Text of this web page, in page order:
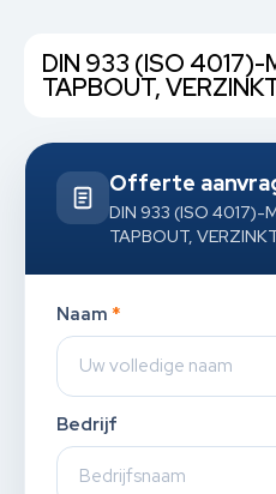
DIN 933 (ISO 4017)-
TAPBOUT,
Offerte
DIN 933 (ISO 4017)-
TAPBOUT,
Naam *
Bedrijf